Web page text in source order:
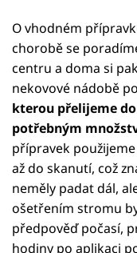
O vhodném
chorobě se
centru a doma si
nekovové nádobě
kterou přelijeme
potřebným
přípravek
až do skanutí, což
neměly padat dál,
ošetřením stromu
předpověď počasí,
hodiny po aplikaci